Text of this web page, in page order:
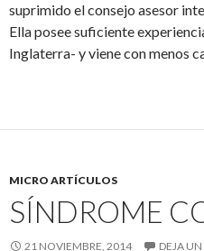
suprimido el consejo asesor
Ella posee suficiente
Inglaterra- y viene con menos
MICRO ARTÍCULOS
SÍNDROME
21 NOVIEMBRE, 2014 DEJA